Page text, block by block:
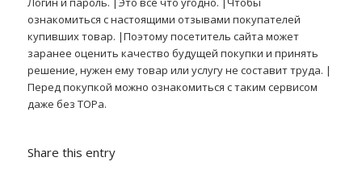
ознакомиться с настоящими отзывами покупателей
купивших товар. |Поэтому посетитель сайта может
заранее оценить качество будущей покупки и принять
решение, нужен ему товар или услугу не составит труда. |
Перед покупкой можно ознакомиться с таким сервисом
даже без ТОРа.
Share this entry